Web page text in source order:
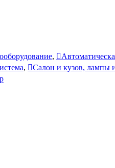
,
, Салон и кузов, лампы